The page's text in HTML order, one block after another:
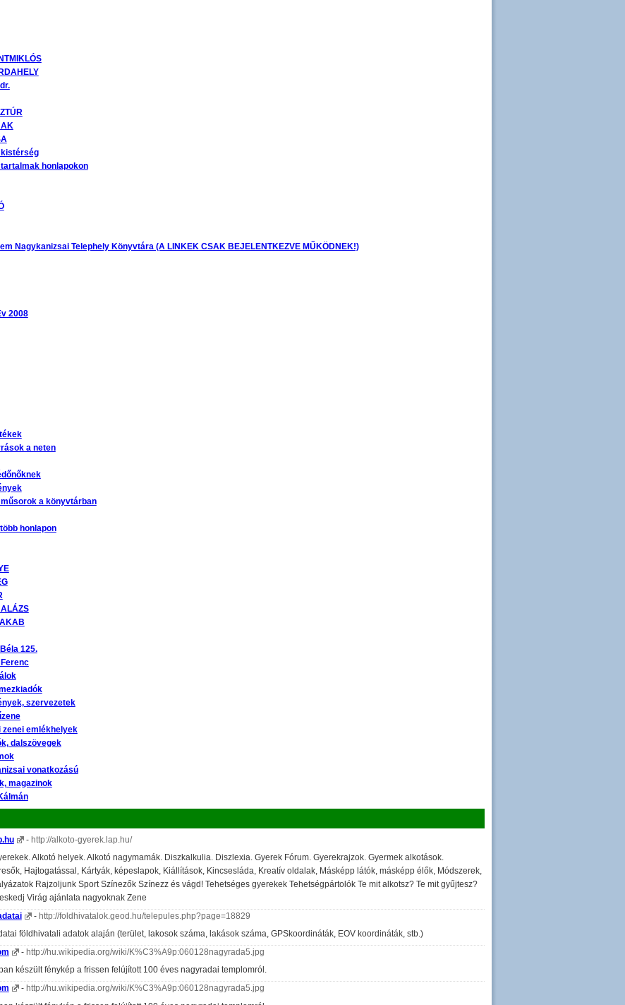
honlapokon
Nagykanizsai Telephely Könyvtára (A LINKEK CSAK BEJELENTKEZVE MŰKÖDNEK!)
2008
a neten
a könyvtárban
honlapon
125.
szervezetek
zenei emlékhelyek
dalszövegek
vonatkozású
magazinok
- http://alkoto-gyerek.lap.hu/
Alkotó helyek. Alkotó nagymamák. Diszkalkulia. Diszlexia. Gyerek Fórum. Gyerekrajzok. Gyermek alkotások.
Hajtogatással, Kártyák, képeslapok, Kiállítások, Kincsesláda, Kreatív oldalak, Másképp látók, másképp élők, Módszerek,
Rajzoljunk Sport Színezők Színezz és vágd! Tehetséges gyerekek Tehetségpártolók Te mit alkotsz? Te mit gyűjtesz?
Virág ajánlata nagyoknak Zene
- http://foldhivatalok.geod.hu/telepules.php?page=18829
földhivatali adatok alaján (terület, lakosok száma, lakások száma, GPSkoordináták, EOV koordináták, stb.)
- http://hu.wikipedia.org/wiki/K%C3%A9p:060128nagyrada5.jpg
készült fénykép a frissen felújított 100 éves nagyradai templomról.
- http://hu.wikipedia.org/wiki/K%C3%A9p:060128nagyrada5.jpg